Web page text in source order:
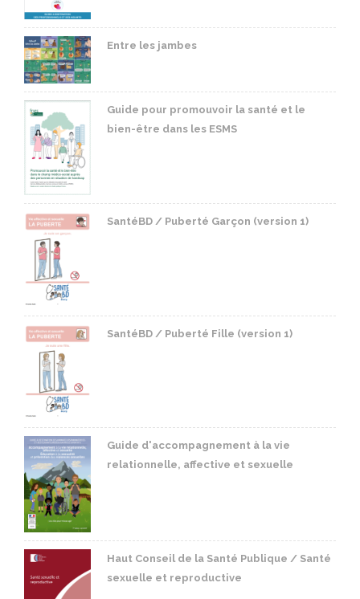
Entre les jambes
Guide pour promouvoir la santé et le
bien-être dans les ESMS
SantéBD / Puberté Garçon (version 1)
SantéBD / Puberté Fille (version 1)
Guide d'accompagnement à la vie
relationnelle, affective et sexuelle
Haut Conseil de la Santé Publique / Santé
sexuelle et reproductive